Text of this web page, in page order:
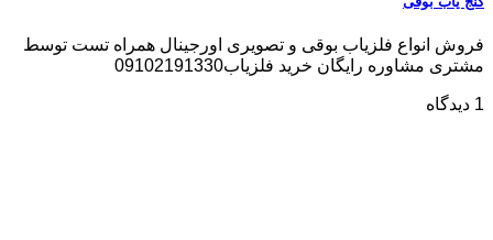
فروش انواع فلزیاب بوقی و تصویری اورجینال همراه تست توسط
مشتری مشاوره رایگان خرید فلزیاب09102191330
1 دیدگاه